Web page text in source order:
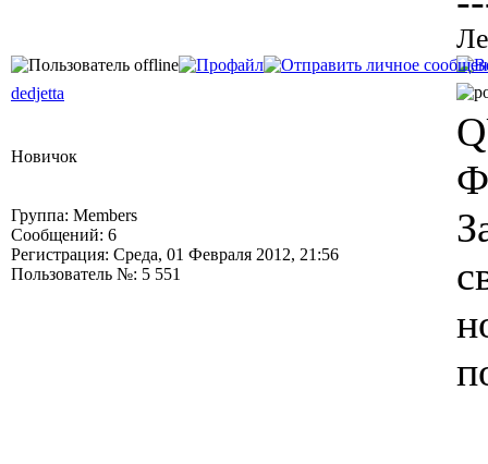
dedjetta
Новичок
Группа: Members
Сообщений: 6
Регистрация: Среда, 01 Февраля 2012, 21:56
Пользователь №: 5 551